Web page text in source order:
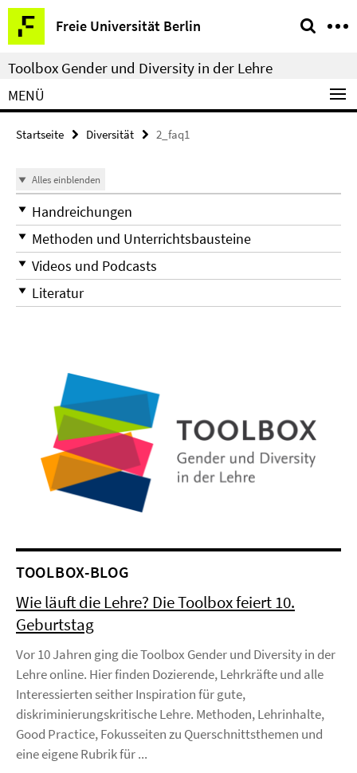
Springe
direkt
zu
Inhalt
Freie Universität Berlin
Service-
Navigation
Toolbox Gender und Diversity in der Lehre
MENÜ
Startseite Diversität 2_faq1
Alles einblenden
Handreichungen
Methoden und Unterrichtsbausteine
Videos und Podcasts
Literatur
TOOLBOX-BLOG
Wie läuft die Lehre? Die Toolbox feiert 10.
Geburtstag
Vor 10 Jahren ging die Toolbox Gender und Diversity in der
Lehre online. Hier finden Dozierende, Lehrkräfte und alle
Interessierten seither Inspiration für gute,
diskriminierungskritische Lehre. Methoden, Lehrinhalte,
Good Practice, Fokusseiten zu Querschnittsthemen und
eine eigene Rubrik für ...